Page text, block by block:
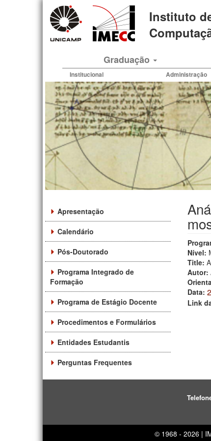
Instituto
Graduação
Institucional Administração
Apresentação
Calendário
Pós-Doutorado
Programa Integrado de
Formação
Programa de Estágio Docente
Procedimentos e Formulários
Entidades Estudantis
Perguntas Frequentes
Nível:
Title:
Autor:
Data:
Link
© 1968 - 2026 |